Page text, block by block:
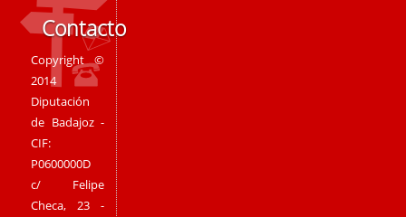
Contacto
Copyright ©
2014
Diputación
de Badajoz -
CIF:
P0600000D
c/ Felipe
Checa, 23 -